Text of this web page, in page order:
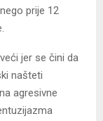
prije 12
jer se čini da
našteti
agresivne